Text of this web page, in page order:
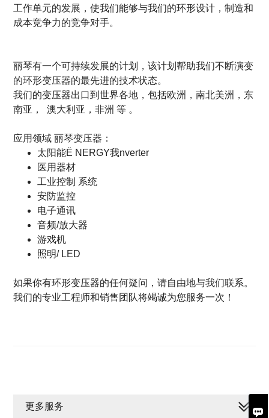

工作单元的发展，使我们能够与我们的环形设计，制造和
成本竞争力的竞争对手。
丽琴有一个可持续发展的计划，该计划帮助我们不断演变
的环形变压器的最先进的技术状态。
我们的变压器出口到世界各地，包括欧洲，南北美洲，东
南亚，澳大利亚，非洲等 。
应用领域 丽琴变压器 ：
太阳能Ë NERGY我nverter
医用器材
工业控制 系统
安防监控
电子通讯
音频/放大器
游戏机
照明/ LED
如果你有环形变压器的任何疑问，请自由地与我们联系。
我们的专业工程师和销售团队将竭诚为您服务一次！
更多服务